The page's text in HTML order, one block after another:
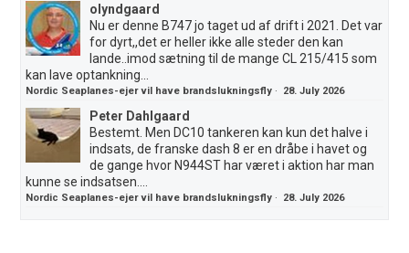
olyndgaard
Nu er denne B747 jo taget ud af drift i 2021. Det var
for dyrt,,det er heller ikke alle steder den kan
lande..imod sætning til de mange CL 215/415 som
kan lave optankning...
Nordic Seaplanes-ejer vil have brandslukningsfly · 28. July 2026
Peter Dahlgaard
Bestemt. Men DC10 tankeren kan kun det halve i
indsats, de franske dash 8 er en dråbe i havet og
de gange hvor N944ST har været i aktion har man
kunne se indsatsen....
Nordic Seaplanes-ejer vil have brandslukningsfly · 28. July 2026